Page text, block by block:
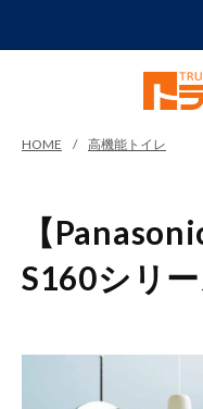
HOME 高機能トイレ
【
S160シリ